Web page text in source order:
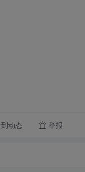
动态 举报